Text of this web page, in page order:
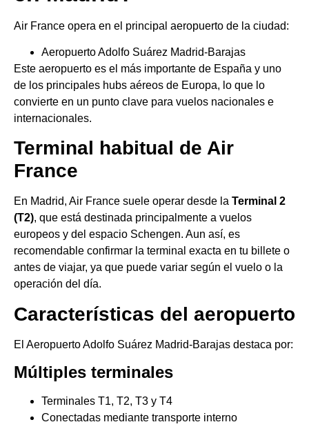
Air France opera en el principal aeropuerto de la ciudad:
Aeropuerto Adolfo Suárez Madrid-Barajas
Este aeropuerto es el más importante de España y uno
de los principales hubs aéreos de Europa, lo que lo
convierte en un punto clave para vuelos nacionales e
internacionales.
Terminal habitual de Air
France
En Madrid, Air France suele operar desde la Terminal 2
(T2), que está destinada principalmente a vuelos
europeos y del espacio Schengen. Aun así, es
recomendable confirmar la terminal exacta en tu billete o
antes de viajar, ya que puede variar según el vuelo o la
operación del día.
Características del aeropuerto
El Aeropuerto Adolfo Suárez Madrid-Barajas destaca por:
Múltiples terminales
Terminales T1, T2, T3 y T4
Conectadas mediante transporte interno